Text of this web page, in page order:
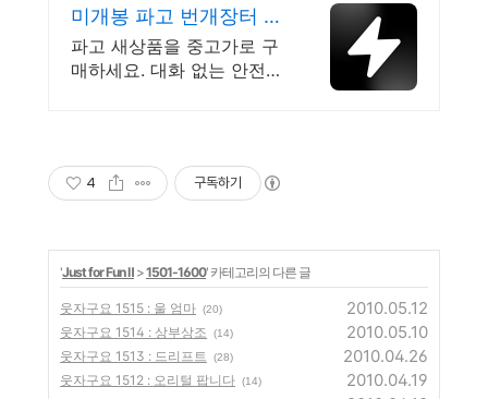
미개봉 파고 번개장터 국
내 최대 브랜드 중고거래
파고 새상품을 중고가로 구
매하세요. 대화 없는 안전결
규 상품 업로드
4 구독하기
'Just for Fun Ⅱ >1501-1600' 카테고리의 다른 글
웃자구요 1515 : 울 엄마 (20) 2010.05.12
웃자구요 1514 : 상부상조 (14) 2010.05.10
웃자구요 1513 : 드리프트 (28) 2010.04.26
웃자구요 1512 : 오리털 팝니다 (14) 2010.04.19